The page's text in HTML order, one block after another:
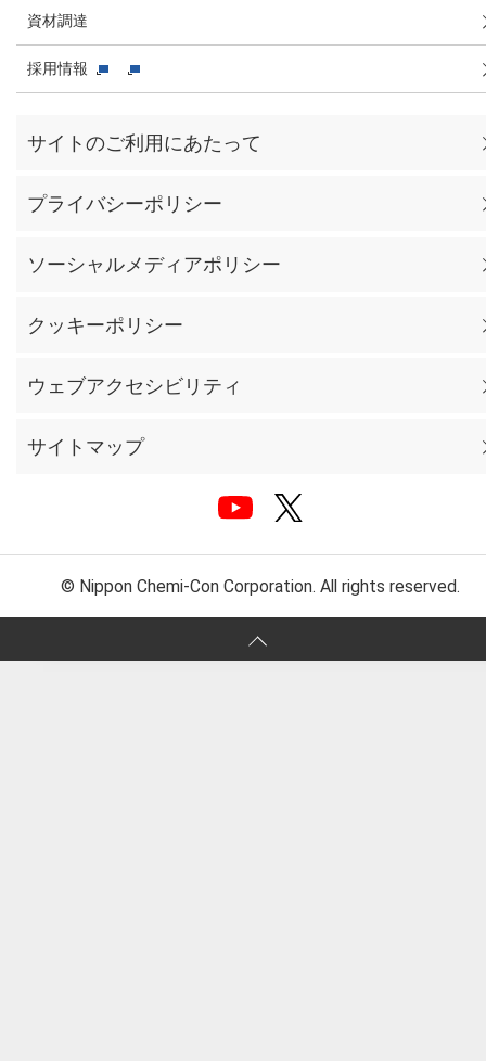
資材調達
採用情報
サイトのご利用にあたって
プライバシーポリシー
ソーシャルメディアポリシー
クッキーポリシー
ウェブアクセシビリティ
サイトマップ
© Nippon Chemi-Con Corporation. All rights reserved.